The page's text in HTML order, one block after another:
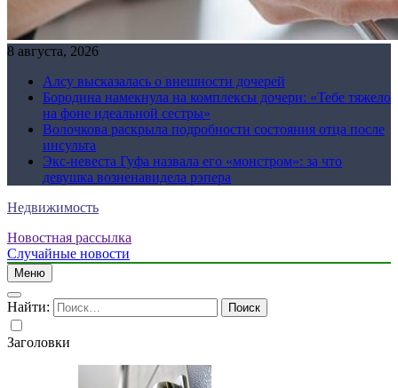
8 августа, 2026
Алсу высказалась о внешности дочерей
Бородина намекнула на комплексы дочери: «Тебе тяжело
на фоне идеальной сестры»
Волочкова раскрыла подробности состояния отца после
инсульта
Экс-невеста Гуфа назвала его «монстром»: за что
девушка возненавидела рэпера
Недвижимость
Новостная рассылка
Случайные новости
Меню
Найти:
Заголовки